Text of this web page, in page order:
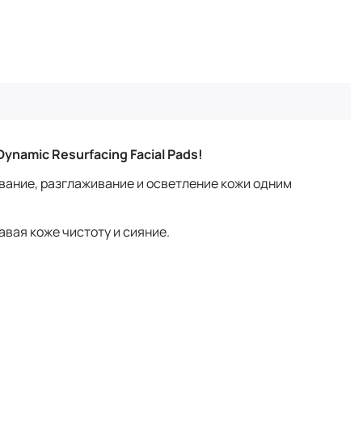
Resurfacing Facial Pads!
разглаживание и осветление кожи одним
коже чистоту и сияние.